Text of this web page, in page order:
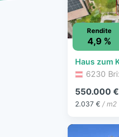
Rendite
4,9 %
6230
550.000 €
2.037 € / m2